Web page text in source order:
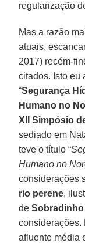
regularização
Mas a razão
atuais,
2017) recém-
citados. Isto eu
“Segurança
Humano no
XII Simpósio
sediado em
teve o título “
Humano no
considerações
rio perene,
deSobradinho
considerações.
afluente média